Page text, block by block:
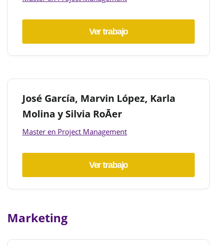
Ver trabajo
José García, Marvin López, Karla
Molina y Silvia RoĀer
Master en Project Management
Ver trabajo
Marketing